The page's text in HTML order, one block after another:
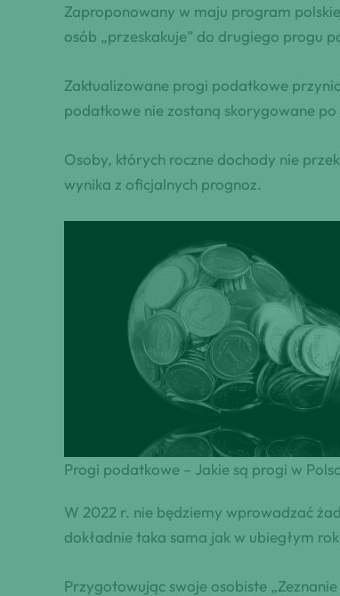
Zaproponowany w maju program
osób „przeskakuje” do drugiego progu
Zaktualizowane progi podatkowe
podatkowe nie zostaną skorygowane
Osoby, których roczne dochody nie
wynika z oficjalnych prognoz.
Progi podatkowe – Jakie są progi w
W 2022 r. nie będziemy wprowadzać
dokładnie taka sama jak w ubiegłym
Przygotowując swoje osobiste